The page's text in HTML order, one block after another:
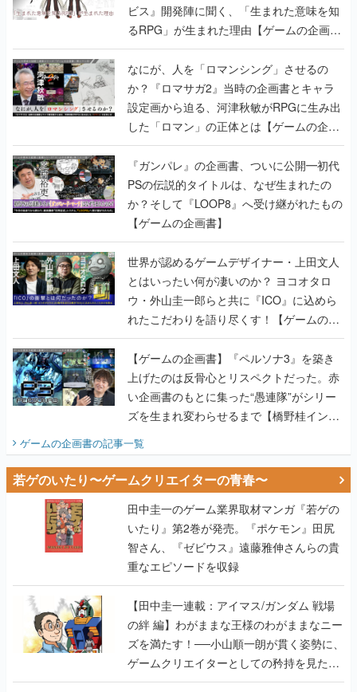
ビス』開発陣に聞く、「生まれた意味を知
るRPG」が生まれた理由【ゲームの企画
書】
なにが、人を「ロマンシング」させるの
か？『ロマサガ2』当時の企画書とキャラ
設定画から迫る、河津秋敏がRPGに生み出
した「ロマン」の正体とは【ゲームの企画
書】
『ガンパレ』の企画書、ついに公開━初代
PSの伝説的タイトルは、なぜ生まれたの
か？そして『LOOP8』へ受け継がれたもの
【ゲームの企画書】
世界が認めるゲームデザイナー・上田文人
とはいったい何が凄いのか？ ヨコオタロ
ウ・外山圭一郎らと共に『ICO』に込めら
れたこだわりを語り尽くす！【ゲームの企
画書】
【ゲームの企画書】『ペルソナ3』を築き
上げたのは反骨心とリスペクトだった。赤
い企画書のもとに集った“愚連隊”がシリー
ズを生まれ変わらせるまで【橋野桂インタ
ゲームの企画書の記事一覧
若ゲのいたり〜ゲームクリエイターの青春〜
田中圭一のゲーム業界取材マンガ『若ゲの
いたり』第2巻が発売。『ポケモン』田尻
智さん、『ゼビウス』遠藤雅伸さんらの貴
重なエピソードを収録
【田中圭一連載：アイマス/ガンダム 戦場
の絆 編】わがままな王様のわがままなニー
ズを満たす！──小山順一朗が貫く姿勢に、
ゲームクリエイターとしての矜持を見た
【若ゲのいたり最終回】